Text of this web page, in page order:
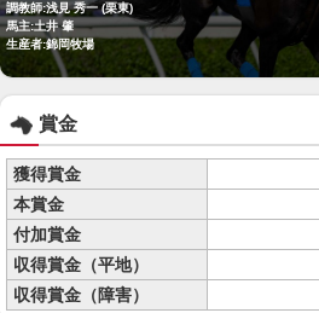
調教師:浅見 秀一 (栗東)
馬主:土井 肇
生産者:錦岡牧場
賞金
獲得賞金
本賞金
付加賞金
収得賞金（平地）
収得賞金（障害）